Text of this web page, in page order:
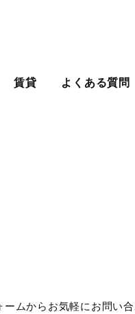
賃貸 よくある質問
ムからお気軽にお問い